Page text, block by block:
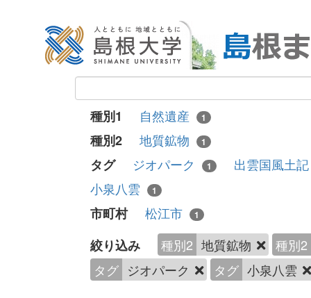
種別1 自然遺産 1
種別2 地質鉱物 1
タグ ジオパーク 1
出雲国風土
小泉八雲
1
市町村 松江市 1
絞り込み 種別2 地質鉱物
種別2
タグ ジオパーク タグ 小泉八雲